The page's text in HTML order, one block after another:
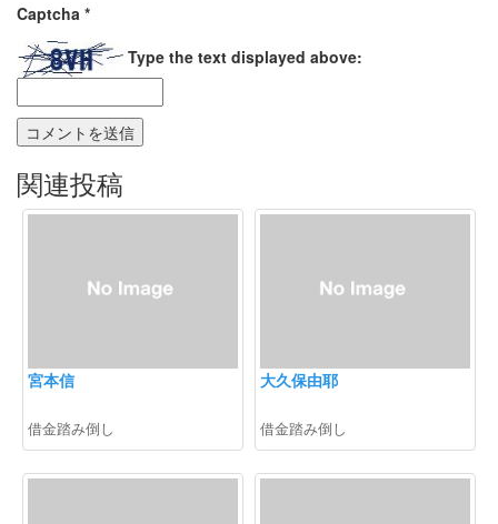
Captcha *
Type the text displayed above:
関連投稿
宮本信
借金踏み倒し
大久保由耶
借金踏み倒し